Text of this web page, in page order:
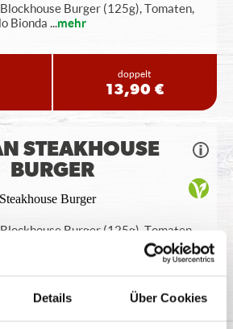
Details Über Cookies
Burger (125g), Tomaten,
Bionda ...mehr
doppelt
13,90 €
STEAKHOUSE
BURGER
Burger (125g), Tomaten,
doppelt